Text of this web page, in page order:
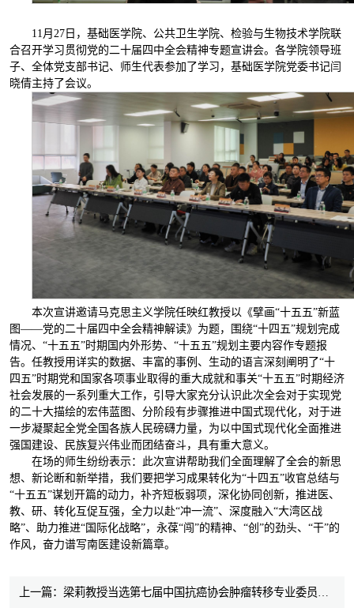
11月27日，基础医学院、公共卫生学院、检验与生物技术学院联
合召开学习贯彻党的二十届四中全会精神专题宣讲会。各学院领导班
子、全体党支部书记、师生代表参加了学习，基础医学院党委书记闫
晓倩主持了会议。
本次宣讲邀请马克思主义学院任映红教授以《擘画“十五五”新蓝
图——党的二十届四中全会精神解读》为题，围绕“十四五”规划完成
情况、“十五五”时期国内外形势、“十五五”规划主要内容作专题报
告。任教授用详实的数据、丰富的事例、生动的语言深刻阐明了“十
四五”时期党和国家各项事业取得的重大成就和事关“十五五”时期经济
社会发展的一系列重大工作，引导大家充分认识此次全会对于实现党
的二十大描绘的宏伟蓝图、分阶段有步骤推进中国式现代化，对于进
一步凝聚起全党全国各族人民磅礴力量，为以中国式现代化全面推进
强国建设、民族复兴伟业而团结奋斗，具有重大意义。
在场的师生纷纷表示：此次宣讲帮助我们全面理解了全会的新思
想、新论断和新举措，我们要把学习成果转化为“十四五”收官总结与
“十五五”谋划开篇的动力，补齐短板弱项，深化协同创新，推进医、
教、研、转化互促互强，全力以赴“冲一流”、深度融入“大湾区战
略”、助力推进“国际化战略”，永葆“闯”的精神、“创”的劲头、“干”的
作风，奋力谱写南医建设新篇章。